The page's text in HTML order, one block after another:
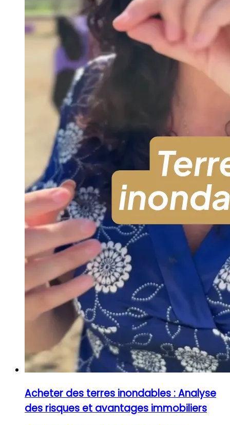
Acheter des terres inondables : Analyse
des risques et avantages immobiliers